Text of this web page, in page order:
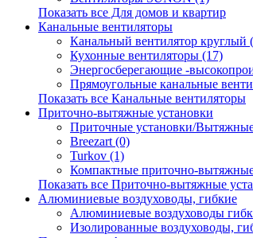
Показать все Для домов и квартир
Канальные вентиляторы
Канальный вентилятор круглый
Кухонные вентиляторы (17)
Энергосберегающие -
Прямоугольные канальные
Показать все Канальные вентиляторы
Приточно-вытяжные установки
Приточные установки/
Breezart (0)
Turkov (1)
Компактные приточно-
Показать все Приточно-вытяжные
Алюминиевые воздуховоды, гибкие
Алюминиевые воздуховоды
Изолированные воздуховоды,